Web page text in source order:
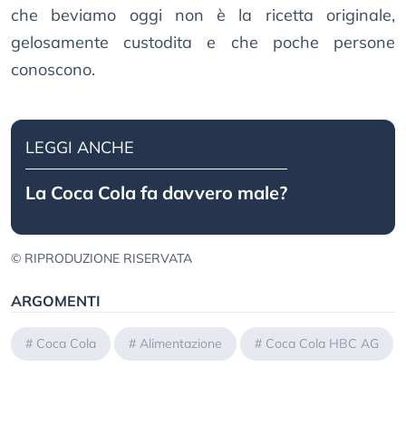
che beviamo oggi non è la ricetta originale,
gelosamente custodita e che poche persone
conoscono.
LEGGI ANCHE
La Coca Cola fa davvero male?
© RIPRODUZIONE RISERVATA
ARGOMENTI
# Coca Cola # Alimentazione # Coca Cola HBC AG